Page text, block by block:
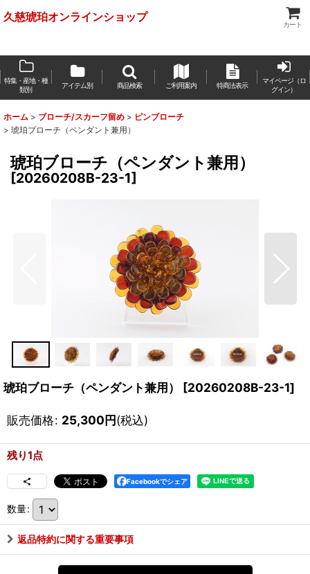
久慈琥珀オンラインショップ
カート
特集・産地・種
類別
アイテム別 商品検索 ご利用案内 特商法表示
マイページ（ロ
グイン）
ホーム > ブローチ/スカーフ留め > ピンブローチ
> 琥珀ブローチ（ペンダント兼用）
琥珀ブローチ（ペンダント兼用）
[20260208B-23-1]
琥珀ブローチ（ペンダント兼用） [20260208B-23-1]
販売価格: 25,300円(税込)
残り1点
Facebookでシェア
数量:
返品特約に関する重要事項